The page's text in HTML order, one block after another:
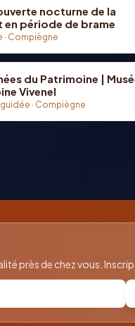
nocturne de la
en période de brame
· Compiègne
du Patrimoine |
Vivenel
· Compiègne
près de chez vous.